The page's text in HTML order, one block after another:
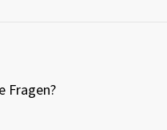
Fragen?